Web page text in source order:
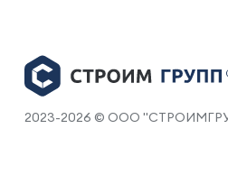
2023-2026 © ООО